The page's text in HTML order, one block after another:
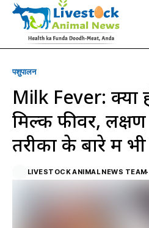
पशुपालन
Milk Fever: क्यों
मिल्क फीवर,
तरीकों के बारे में
LIVESTOCK ANIMAL NEWS TEAM